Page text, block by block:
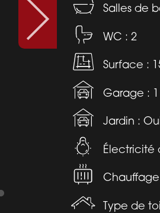
Salles de
WC : 2
Surface :
Garage : 1
Jardin :
Électricité
Type de